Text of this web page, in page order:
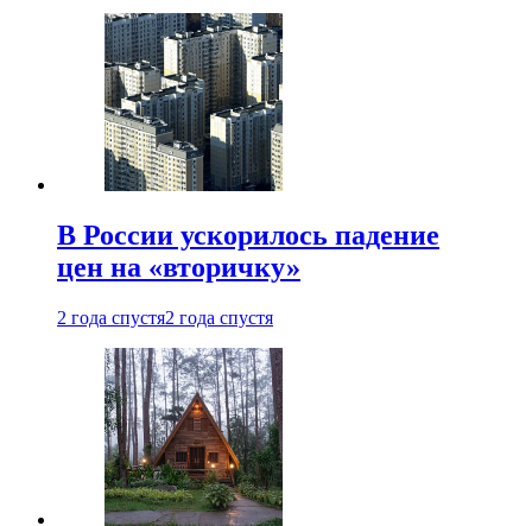
В России ускорилось падение
цен на «вторичку»
2 года спустя2 года спустя